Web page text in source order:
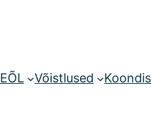
EÕL Võistlused Koondis